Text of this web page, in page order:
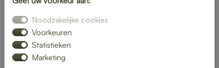
in 's-Graveland en geniet van verse gerechten op jouw
gewenste locatie. Van kleurrijke salades tot knapperige
broodjes – wij bezorgen jouw lunch vers en op tijd.
Plaats eenvoudig je bestelling online en laat je verrassen
Noodzakelijke cookies
Voorkeuren
Statistieken
Marketing